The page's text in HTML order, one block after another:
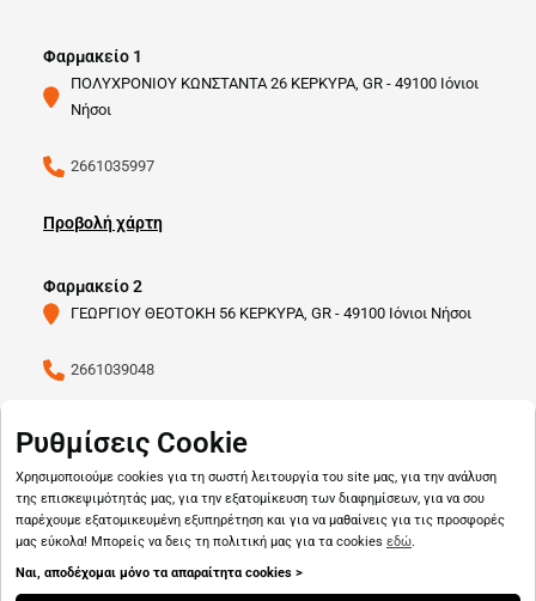
Φαρμακείο 1
ΠΟΛΥΧΡΟΝΙΟΥ ΚΩΝΣΤΑΝΤΑ 26 ΚΕΡΚΥΡΑ, GR - 49100 Ιόνιοι
Νήσοι
2661035997
Προβολή χάρτη
Φαρμακείο 2
ΓΕΩΡΓΙΟΥ ΘΕΟΤΟΚΗ 56 ΚΕΡΚΥΡΑ, GR - 49100 Ιόνιοι Νήσοι
2661039048
Προβολή χάρτη
Copyright © 2026pharmado.gr
Ρυθμίσεις Cookie
Χρησιμοποιούμε cookies για τη σωστή λειτουργία του site μας, για την ανάλυση
της επισκεψιμότητάς μας, για την εξατομίκευση των διαφημίσεων, για να σου
παρέχουμε εξατομικευμένη εξυπηρέτηση και για να μαθαίνεις για τις προσφορές
μας εύκολα! Μπορείς να δεις τη πολιτική μας για τα cookies εδώ.
Ναι, αποδέχομαι μόνο τα απαραίτητα cookies >